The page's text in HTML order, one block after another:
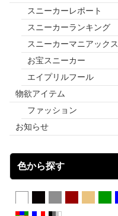
スニーカーレポート
スニーカーランキング
スニーカーマニアックス
お宝スニーカー
エイプリルフール
物欲アイテム
ファッション
お知らせ
色から探す